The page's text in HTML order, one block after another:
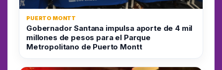
PUERTO MONTT
Gobernador Santana impulsa aporte de 4 mil
millones de pesos para el Parque
Metropolitano de Puerto Montt